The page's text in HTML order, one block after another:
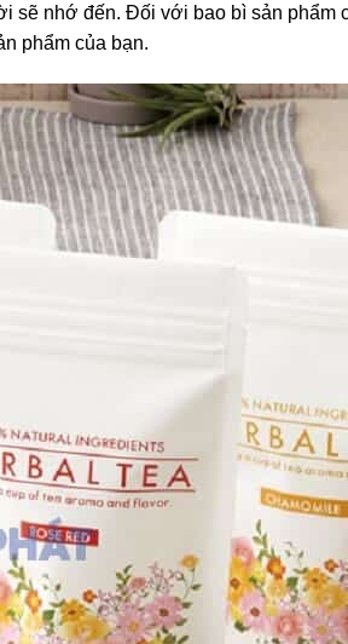
nhớ đến. Đối với bao bì sản phẩm
phẩm của bạn.